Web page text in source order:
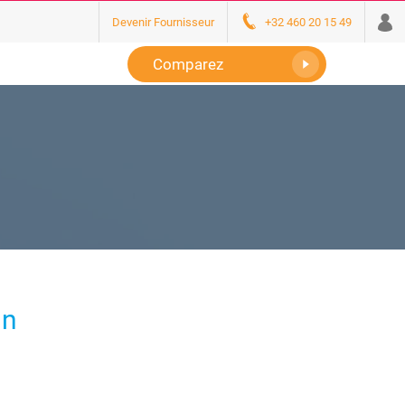
Devenir Fournisseur +32 460 20 15 49
Comparez